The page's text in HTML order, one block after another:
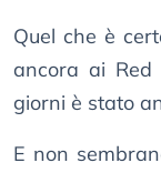
Quel che è
ancora ai
giorni è stato
E non